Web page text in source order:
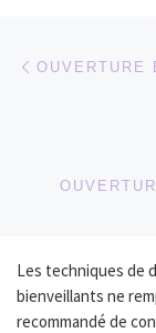
OUVERTURE
Les techniques de
bienveillants ne
recommandé de